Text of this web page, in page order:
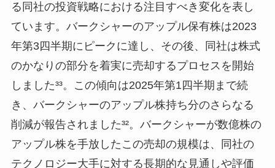
る同社の投資戦略における注目すべき変化を表し
ています。バークシャーのアップル保有株は2023
年第3四半期にピークに達し、その後、同社は株式
のかなりの部分を着実に売却するプロセスを開始
しました³³。この傾向は2025年第1四半期まで続
き、バークシャーのアップル株持ち分のさらなる
削減が報告されました³²。バークシャーが数億株の
アップル株を手放したこの売却の規模は、同社の
テクノロジー大手に対する長期的な見通しや評価